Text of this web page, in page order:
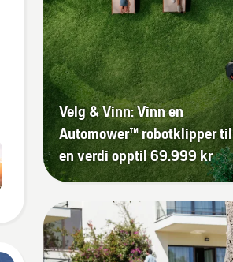
Velg & Vinn: Vinn en
Automower™ robotklipper til
en verdi opptil 69.999 kr